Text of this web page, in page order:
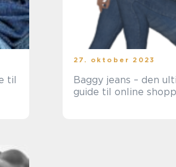
27. oktober 2023
Baggy jeans – den
guide til online